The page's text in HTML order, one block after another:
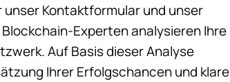
unser Kontaktformular und unser
Experten analysieren Ihre
Auf Basis dieser Analyse
Ihrer Erfolgschancen und klare